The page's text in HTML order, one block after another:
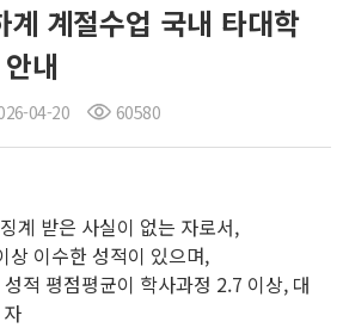
계절수업 국내 타대학
내
04-20 60580
계 받은 사실이 없는 자로서,
상 이수한 성적이 있으며,
적 평점평균이 학사과정 2.7 이상, 대